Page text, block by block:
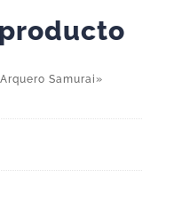
Samurai»